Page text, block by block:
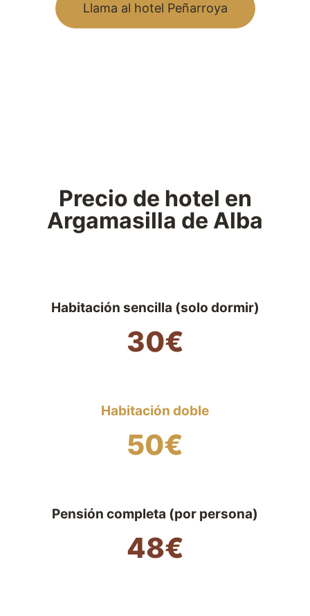
Llama al hotel Peñarroya
Precio de hotel en
Argamasilla de Alba
Habitación sencilla (solo dormir)
30€
Habitación doble
50€
Pensión completa (por persona)
48€